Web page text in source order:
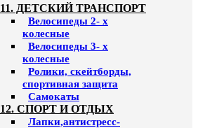
11. ДЕТСКИЙ ТРАНСПОРТ
Велосипеды 2- х
колесные
Велосипеды 3- х
колесные
Ролики, скейтборды,
спортивная защита
Самокаты
12. СПОРТ И ОТДЫХ
Лапки,антистресс-